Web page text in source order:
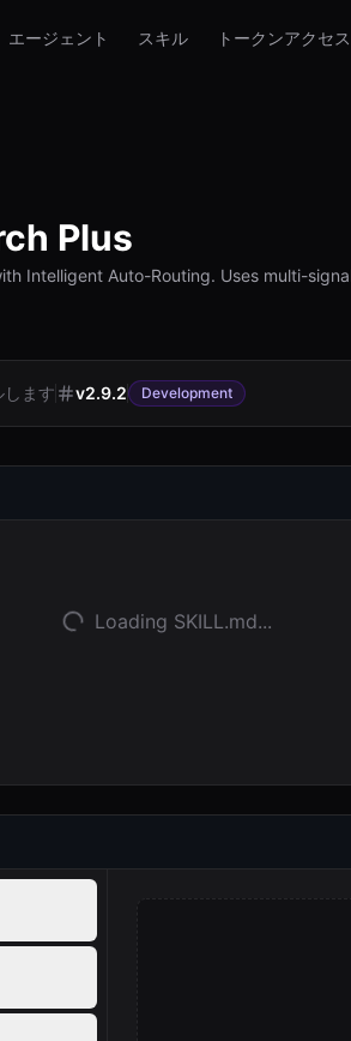
エージェント スキル トークンアクセス
Plus
Intelligent Auto-Routing. Uses multi-
します v2.9.2 Development
Loading SKILL.md...